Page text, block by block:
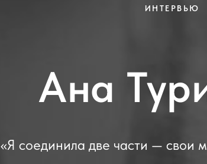
ИНТЕРВЬЮ
Ана
«Я соединила две части — свои